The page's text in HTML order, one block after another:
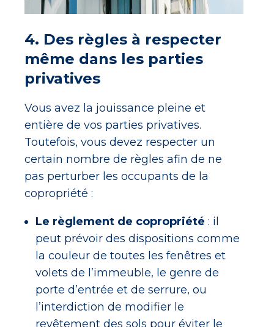
4. Des règles à respecter
même dans les parties
privatives
Vous avez la jouissance pleine et
entière de vos parties privatives.
Toutefois, vous devez respecter un
certain nombre de règles afin de ne
pas perturber les occupants de la
copropriété :
Le règlement de copropriété : il
peut prévoir des dispositions comme
la couleur de toutes les fenêtres et
volets de l’immeuble, le genre de
porte d’entrée et de serrure, ou
l’interdiction de modifier le
revêtement des sols pour éviter le